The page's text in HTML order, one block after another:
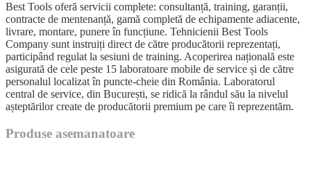
Best Tools oferă servicii complete: consultanță, training, garanții,
contracte de mentenanță, gamă completă de echipamente adiacente,
livrare, montare, punere în funcțiune. Tehnicienii Best Tools
Company sunt instruiți direct de către producătorii reprezentați,
participând regulat la sesiuni de training. Acoperirea națională este
asigurată de cele peste 15 laboratoare mobile de service și de către
personalul localizat în puncte-cheie din România. Laboratorul
central de service, din București, se ridică la rândul său la nivelul
așteptărilor create de producătorii premium pe care îi reprezentăm.
Produse asemanatoare